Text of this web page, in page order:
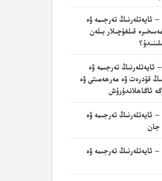
ئەنئام، 69 ~ 73 – ئايەتلەرنىڭ تەرجىمە ۋە
قىلغۇچىلار بىلەن
ئەنئام، 63 ~67 – ئايەتلەرنىڭ تەرجىمە ۋە
قۇدرەت ۋە مەرھەمىتى ۋە
ئاگاھلاندۇرۇش
ئەنئام، 60 ~ 62 – ئايەتلەرنىڭ تەرجىمە ۋە
جان
ئەنئام، 53 ~ 59 – ئايەتلەرنىڭ تەرجىمە ۋە